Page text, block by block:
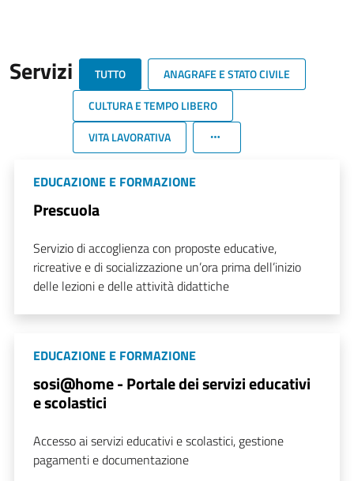
Servizi TUTTO
ANAGRAFE E STATO CIVILE
CULTURA E TEMPO LIBERO
VITA LAVORATIVA
EDUCAZIONE E FORMAZIONE
Prescuola
Servizio di accoglienza con proposte educative,
ricreative e di socializzazione un’ora prima dell’inizio
delle lezioni e delle attività didattiche
EDUCAZIONE E FORMAZIONE
sosi@home - Portale dei servizi educativi
e scolastici
Accesso ai servizi educativi e scolastici, gestione
pagamenti e documentazione